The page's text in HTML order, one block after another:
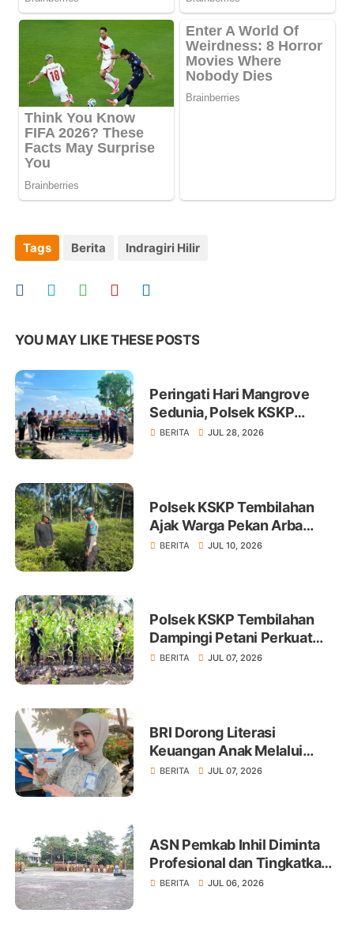
Tags Berita Indragiri Hilir
YOU MAY LIKE THESE POSTS
Peringati Hari Mangrove
Sedunia, Polsek KSKP
Tembilahan Tanam 100 Bibit
BERITA JUL 28, 2026
Polsek KSKP Tembilahan
Ajak Warga Pekan Arba
Tanam Cabai Dukung
BERITA JUL 10, 2026
Polsek KSKP Tembilahan
Dampingi Petani Perkuat
Swasembada Pangan
BERITA JUL 07, 2026
BRI Dorong Literasi
Keuangan Anak Melalui
Produk BritAma Junio
BERITA JUL 07, 2026
ASN Pemkab Inhil Diminta
Profesional dan Tingkatkan
Pelayanan Publik
BERITA JUL 06, 2026